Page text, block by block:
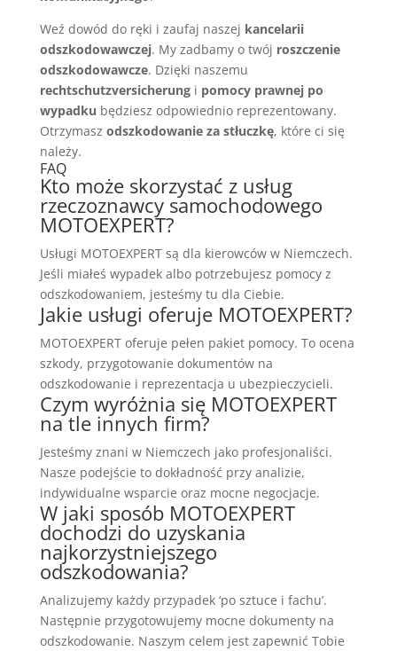
Weź dowód do ręki i zaufaj naszej kancelarii
odszkodowawczej. My zadbamy o twój roszczenie
odszkodowawcze. Dzięki naszemu
rechtschutzversicherungi pomocy prawnej po
wypadku będziesz odpowiednio reprezentowany.
Otrzymasz odszkodowanie za stłuczkę, które ci się
należy.
FAQ
Kto może skorzystać z usług
rzeczoznawcy samochodowego
MOTOEXPERT?
Usługi MOTOEXPERT są dla kierowców w Niemczech.
Jeśli miałeś wypadek albo potrzebujesz pomocy z
odszkodowaniem, jesteśmy tu dla Ciebie.
Jakie usługi oferuje MOTOEXPERT?
MOTOEXPERT oferuje pełen pakiet pomocy. To ocena
szkody, przygotowanie dokumentów na
odszkodowanie i reprezentacja u ubezpieczycieli.
Czym wyróżnia się MOTOEXPERT
na tle innych firm?
Jesteśmy znani w Niemczech jako profesjonaliści.
Nasze podejście to dokładność przy analizie,
indywidualne wsparcie oraz mocne negocjacje.
W jaki sposób MOTOEXPERT
dochodzi do uzyskania
najkorzystniejszego
odszkodowania?
Analizujemy każdy przypadek ‘po sztuce i fachu’.
Następnie przygotowujemy mocne dokumenty na
odszkodowanie. Naszym celem jest zapewnić Tobie